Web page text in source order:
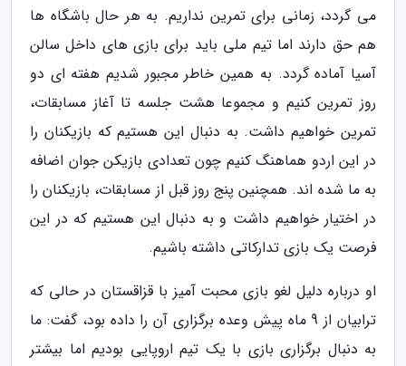
می گردد، زمانی برای تمرین نداریم. به هر حال باشگاه ها
هم حق دارند اما تیم ملی باید برای بازی های داخل سالن
آسیا آماده گردد. به همین خاطر مجبور شدیم هفته ای دو
روز تمرین کنیم و مجموعا هشت جلسه تا آغاز مسابقات،
تمرین خواهیم داشت. به دنبال این هستیم که بازیکنان را
در این اردو هماهنگ کنیم چون تعدادی بازیکن جوان اضافه
به ما شده اند. همچنین پنج روز قبل از مسابقات، بازیکنان را
در اختیار خواهیم داشت و به دنبال این هستیم که در این
فرصت یک بازی تدارکاتی داشته باشیم.
او درباره دلیل لغو بازی محبت آمیز با قزاقستان در حالی که
ترابیان از 9 ماه پیش وعده برگزاری آن را داده بود، گفت: ما
به دنبال برگزاری بازی با یک تیم اروپایی بودیم اما بیشتر